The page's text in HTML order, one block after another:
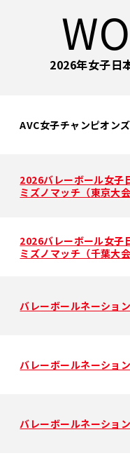
2026年女子日
AVC女子チャンピオン
2026バレーボール女子
ミズノマッチ（東京大会
2026バレーボール女子
ミズノマッチ（千葉大会
バレーボールネーショ
バレーボールネーショ
バレーボールネーショ